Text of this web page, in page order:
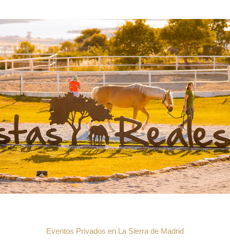
Eventos Privados en La Sierra de Madrid